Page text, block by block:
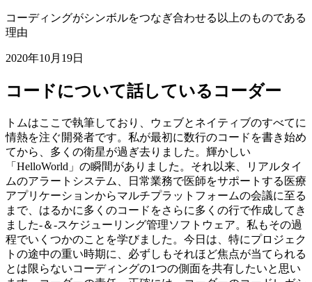
思いやりのあるコーディング
コードについて話しているコーダー
トムはここで執筆しており、ウェブとネイティブのすべてに
情熱を注ぐ開発者です。私が最初に数行のコードを書き始め
てから、多くの衛星が過ぎ去りました。輝かしい
「HelloWorld」の瞬間がありました。それ以来、リアルタイ
ムのアラートシステム、日常業務で医師をサポートする医療
アプリケーションからマルチプラットフォームの会議に至る
まで、はるかに多くのコードをさらに多くの行で作成してき
ました-＆-スケジューリング管理ソフトウェア。私もその過